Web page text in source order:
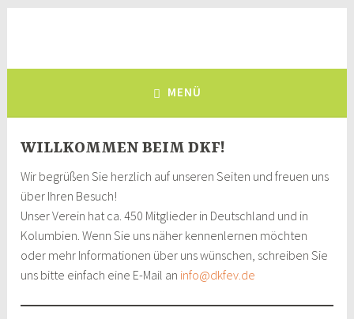
MENÜ
WILLKOMMEN BEIM DKF!
Wir begrüßen Sie herzlich auf unseren Seiten und freuen uns
über Ihren Besuch!
Unser Verein hat ca. 450 Mitglieder in Deutschland und in
Kolumbien. Wenn Sie uns näher kennenlernen möchten
oder mehr Informationen über uns wünschen, schreiben Sie
uns bitte einfach eine E-Mail an info@dkfev.de